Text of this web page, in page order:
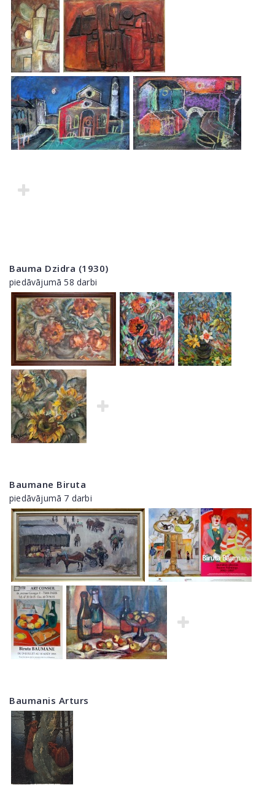
Bauma Dzidra (1930)
piedāvājumā 58 darbi
Baumane Biruta
piedāvājumā 7 darbi
Baumanis Arturs